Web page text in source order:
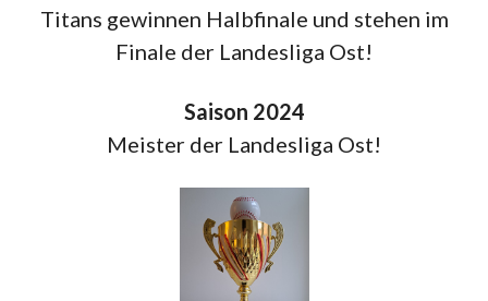
Titans gewinnen Halbfinale und stehen im
Finale der Landesliga Ost!
Saison 2024
Meister der Landesliga Ost!